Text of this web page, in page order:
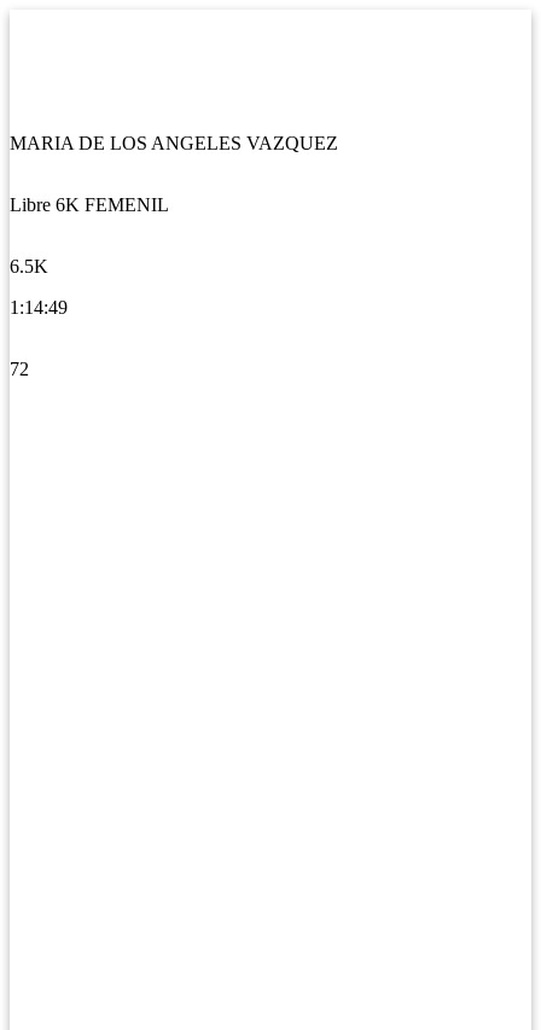
MARIA DE LOS ANGELES VAZQUEZ
Libre 6K FEMENIL
6.5K
1:14:49
72